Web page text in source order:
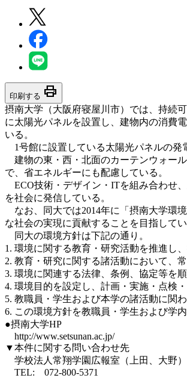
印刷する print
摂南大学（大阪府寝屋川市）では、持続
に太陽光パネルを設置し、建物内の消費
いる。
1号館に設置している太陽光パネルの発
建物の東・西・北面のカーテンウォー
で、省エネルギーにも配慮している。
ECO技術・デザイン・ITを組み合わせ
を社会に発信している。
なお、同大では2014年に「摂南大学環
な社会の実現に貢献することを目指してい
同大の環境方針は下記の通り。
1. 環境に関する教育・研究活動を推進し
2. 教育・研究に関する諸活動において、
3. 環境に関連する法律、条例、協定等を順
4. 環境目的を設定し、計画・実施・点検
5. 教職員・学生および本学の諸活動に関
6. この環境方針を教職員・学生および学
●摂南大学HP
http://www.setsunan.ac.jp/
▼本件に関する問い合わせ先
学校法人常翔学園広報室（上田、大野）
TEL: 072-800-5371